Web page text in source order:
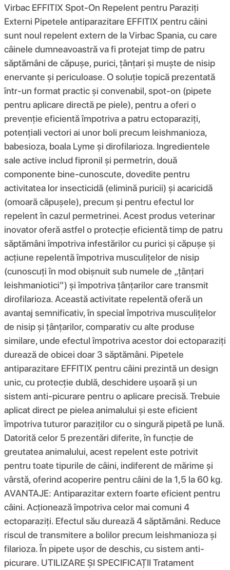
Virbac EFFITIX Spot-On Repelent pentru Paraziți
Externi Pipetele antiparazitare EFFITIX pentru câini
sunt noul repelent extern de la Virbac Spania, cu care
câinele dumneavoastră va fi protejat timp de patru
săptămâni de căpușe, purici, țânțari și muște de nisip
enervante și periculoase. O soluție topică prezentată
într-un format practic și convenabil, spot-on (pipete
pentru aplicare directă pe piele), pentru a oferi o
prevenție eficientă împotriva a patru ectoparaziți,
potențiali vectori ai unor boli precum leishmanioza,
babesioza, boala Lyme și dirofilarioza. Ingredientele
sale active includ fipronil și permetrin, două
componente bine-cunoscute, dovedite pentru
activitatea lor insecticidă (elimină puricii) și acaricidă
(omoară căpușele), precum și pentru efectul lor
repelent în cazul permetrinei. Acest produs veterinar
inovator oferă astfel o protecție eficientă timp de patru
săptămâni împotriva infestărilor cu purici și căpușe și
acțiune repelentă împotriva musculițelor de nisip
(cunoscuți în mod obișnuit sub numele de „țânțari
leishmaniotici”) și împotriva țânțarilor care transmit
dirofilarioza. Această activitate repelentă oferă un
avantaj semnificativ, în special împotriva musculițelor
de nisip și țânțarilor, comparativ cu alte produse
similare, unde efectul împotriva acestor doi ectoparaziți
durează de obicei doar 3 săptămâni. Pipetele
antiparazitare EFFITIX pentru câini prezintă un design
unic, cu protecție dublă, deschidere ușoară și un
sistem anti-picurare pentru o aplicare precisă. Trebuie
aplicat direct pe pielea animalului și este eficient
împotriva tuturor paraziților cu o singură pipetă pe lună.
Datorită celor 5 prezentări diferite, în funcție de
greutatea animalului, acest repelent este potrivit
pentru toate tipurile de câini, indiferent de mărime și
vârstă, oferind acoperire pentru câini de la 1,5 la 60 kg.
AVANTAJE: Antiparazitar extern foarte eficient pentru
câini. Acționează împotriva celor mai comuni 4
ectoparaziți. Efectul său durează 4 săptămâni. Reduce
riscul de transmitere a bolilor precum leishmanioza și
filarioza. În pipete ușor de deschis, cu sistem anti-
picurare. UTILIZARE ȘI SPECIFICAȚII Tratament